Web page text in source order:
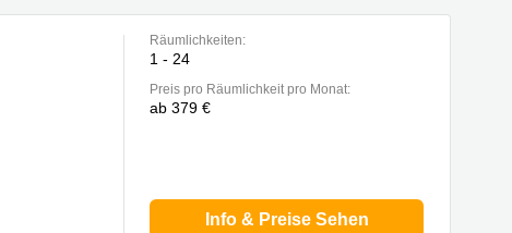
Räumlichkeiten:
1 - 24
Preis pro Räumlichkeit pro Monat:
ab 379 €
Info & Preise Sehen